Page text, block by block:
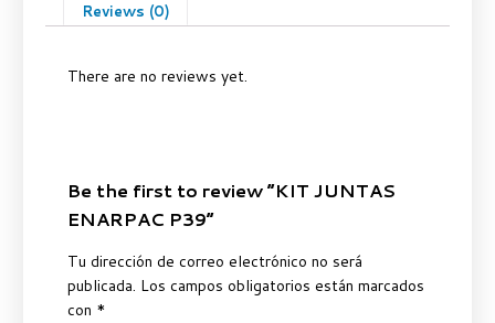
Reviews (0)
There are no reviews yet.
Be the first to review “KIT JUNTAS
ENARPAC P39”
Tu dirección de correo electrónico no será
publicada. Los campos obligatorios están marcados
con *